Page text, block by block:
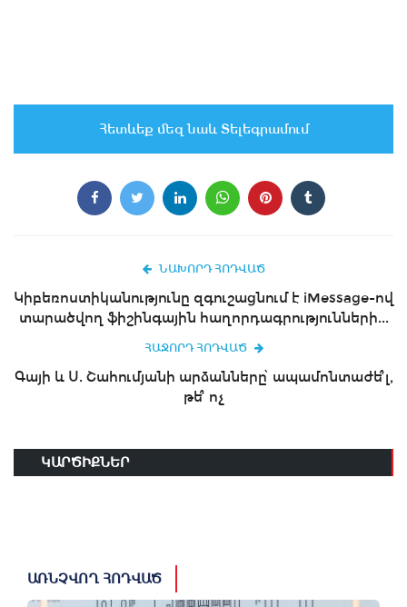
Հետևեք մեզ նաև Տելեգրամում
ՆԱԽՈՐԴ ՀՈԴՎԱԾ
Կիբեռոստիկանությունը զգուշացնում է iMessage-ով
տարածվող ֆիշինգային հաղորդագրությունների...
ՀԱՋՈՐԴ ՀՈԴՎԱԾ
Գայի և Ս. Շահումյանի արձանները՝ ապամոնտաժե՞լ,
թե՞ ոչ
ԿԱՐԾԻՔՆԵՐ
ԱՌՆՉՎՈՂ ՀՈԴՎԱԾ